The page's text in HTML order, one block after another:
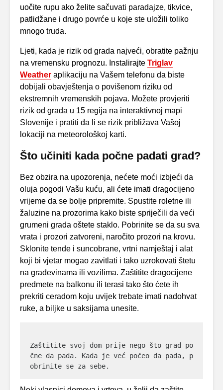
uočite rupu ako želite sačuvati paradajze, tikvice,
patlidžane i drugo povrće u koje ste uložili toliko
mnogo truda.
Ljeti, kada je rizik od grada najveći, obratite pažnju
na vremensku prognozu. Instalirajte Triglav
Weather aplikaciju na Vašem telefonu da biste
dobijali obavještenja o povišenom riziku od
ekstremnih vremenskih pojava. Možete provjeriti
rizik od grada u 15 regija na interaktivnoj mapi
Slovenije i pratiti da li se rizik približava Vašoj
lokaciji na meteorološkoj karti.
Što učiniti kada počne padati grad?
Bez obzira na upozorenja, nećete moći izbjeći da
oluja pogodi Vašu kuću, ali ćete imati dragocijeno
vrijeme da se bolje pripremite. Spustite roletne ili
žaluzine na prozorima kako biste spriječili da veći
grumeni grada oštete staklo. Pobrinite se da su sva
vrata i prozori zatvoreni, naročito prozori na krovu.
Sklonite tende i suncobrane, vrtni namještaj i alat
koji bi vjetar mogao zavitlati i tako uzrokovati štetu
na građevinama ili vozilima. Zaštitite dragocijene
predmete na balkonu ili terasi tako što ćete ih
prekriti ceradom koju uvijek trebate imati nadohvat
ruke, a biljke u saksijama unesite.
Zaštitite svoj dom prije nego što grad po
čne da pada. Kada je već počeo da pada, p
obrinite se za sebe.